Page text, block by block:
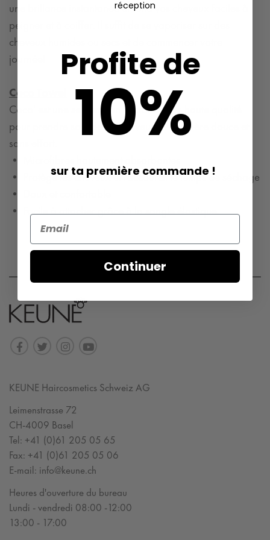
une brillance instantanée et rend vos cheveux faciles à
peigner et à coiffer. Il suffit de se vaporiser sur des
cheveux humides ou secs et de commencer votre
journée!
Coco Towel
Coco' est une serviette en microfibre de haute qualité
pour prendre soin de tes cheveux de manière douce et
sans effort.
• Microfibres hautement absorbantes
• Protège les cheveux et raccourcit le temps de séchage
• Doux et confortable
• Facile à attacher grâce à la sangle élastique.
KEUNE Haircosmetics Schweiz AG
Leimenstrasse 72
CH-4009 Basel
Tel: +41 (0)61 205 05 65
Fax: +41 (0)61 205 05 06
E-mail: info@keune.ch
Heures d'ouverture du bureau
Lundi - vendredi 08:00 -12:00
13:00 - 17:00
réception
Profite de
10%
sur ta première commande !
Continuer